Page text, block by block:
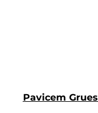
Pavicem